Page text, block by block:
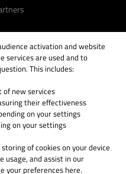
activation and website
services are used and to
This includes:
new services
their effectiveness
on your settings
on your settings
of cookies on your device
usage, and assist in our
your preferences here.